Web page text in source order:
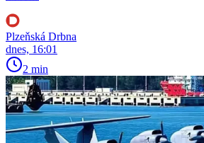
Plzeňská Drbna
dnes, 16:01
2 min